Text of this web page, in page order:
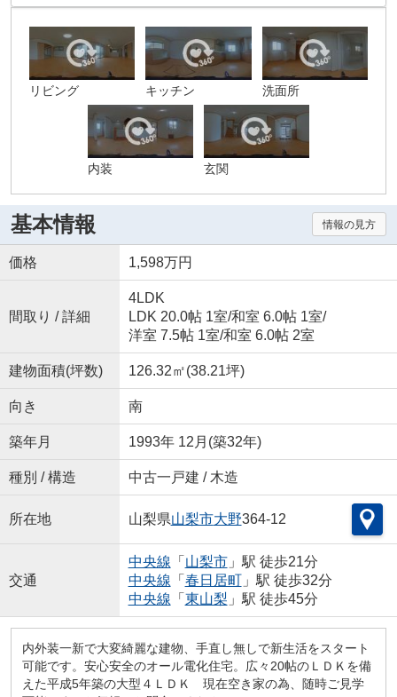
リビング キッチン 洗面所
内装 玄関
基本情報 情報の見方
価格 1,598万円
間取り / 詳細
4LDK
LDK 20.0帖 1室/和室 6.0帖 1室/
洋室 7.5帖 1室/和室 6.0帖 2室
建物面積(坪数) 126.32㎡(38.21坪)
向き 南
築年月 1993年 12月(築32年)
種別 / 構造 中古一戸建 / 木造
所在地 山梨県山梨市大野364-12
交通
中央線 「 山梨市」駅 徒歩21分
中央線 「 春日居町」駅 徒歩32分
中央線 「 東山梨 」駅 徒歩45分
内外装一新で大変綺麗な建物、手直し無しで新生活をスタート
可能です。安心安全のオール電化住宅。広々20帖のＬＤＫを備
えた平成5年築の大型４ＬＤＫ 現在空き家の為、随時ご見学